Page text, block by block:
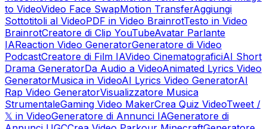
to VideoVideo Face SwapMotion TransferAggiungi
Sottotitoli al VideoPDF in Video BrainrotTesto in Video
BrainrotCreatore di Clip YouTubeAvatar Parlante
IAReaction Video GeneratorGeneratore di Video
PodcastCreatore di Film IAVideo CinematograficiAI Short
Drama GeneratorDa Audio a VideoAnimated Lyrics Video
GeneratorMusica in VideoAI Lyrics Video GeneratorAI
Rap Video GeneratorVisualizzatore Musica
StrumentaleGaming Video MakerCrea Quiz VideoTweet /
𝕏 in VideoGeneratore di Annunci IAGeneratore di